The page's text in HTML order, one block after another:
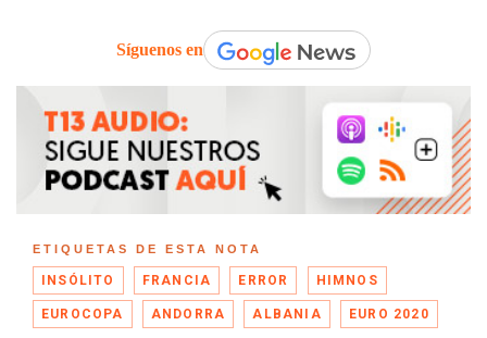
Síguenos en
ETIQUETAS DE ESTA NOTA
INSÓLITO FRANCIA ERROR HIMNOS
EUROCOPA ANDORRA ALBANIA EURO 2020